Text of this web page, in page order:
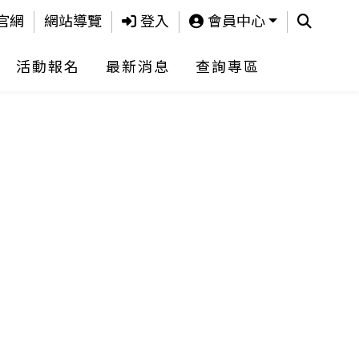
網 網站導覽 登入 會員中心 查詢
活動報名 最新消息 查詢專區